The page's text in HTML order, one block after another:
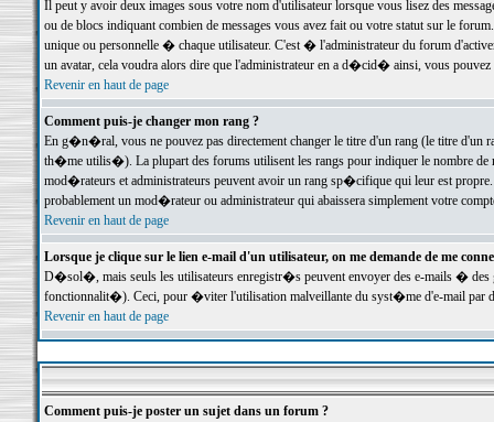
Il peut y avoir deux images sous votre nom d'utilisateur lorsque vous lisez des
ou de blocs indiquant combien de messages vous avez fait ou votre statut sur le
unique ou personnelle � chaque utilisateur. C'est � l'administrateur du forum
un avatar, cela voudra alors dire que l'administrateur en a d�cid� ainsi, vous
Revenir en haut de page
Comment puis-je changer mon rang ?
En g�n�ral, vous ne pouvez pas directement changer le titre d'un rang (le titre d'un
th�me utilis�). La plupart des forums utilisent les rangs pour indiquer le nombre de
mod�rateurs et administrateurs peuvent avoir un rang sp�cifique qui leur est
probablement un mod�rateur ou administrateur qui abaissera simplement votre
Revenir en haut de page
Lorsque je clique sur le lien e-mail d'un utilisateur, on me demande de me
D�sol�, mais seuls les utilisateurs enregistr�s peuvent envoyer des e-mails �
fonctionnalit�). Ceci, pour �viter l'utilisation malveillante du syst�me d'e-mail par
Revenir en haut de page
Comment puis-je poster un sujet dans un forum ?